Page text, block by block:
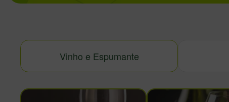
Vinho e Espumante